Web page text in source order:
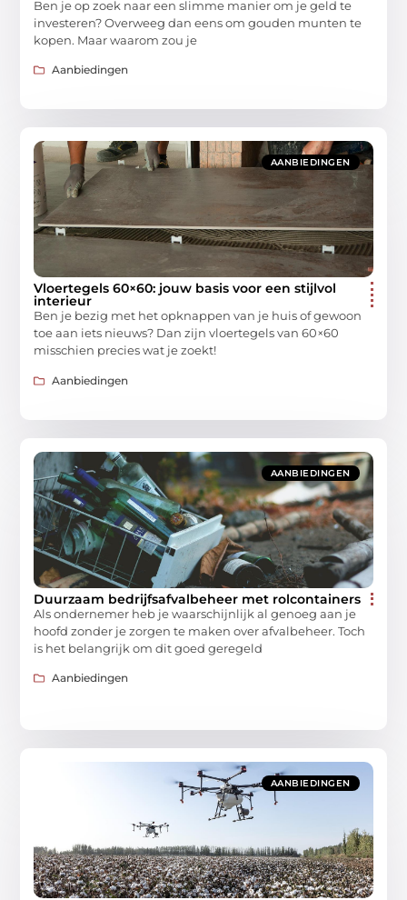
Ben je op zoek naar een slimme manier om je geld te
investeren? Overweeg dan eens om gouden munten te
kopen. Maar waarom zou je
Aanbiedingen
AANBIEDINGEN
Vloertegels 60×60: jouw basis voor een stijlvol
interieur
Ben je bezig met het opknappen van je huis of gewoon
toe aan iets nieuws? Dan zijn vloertegels van 60×60
misschien precies wat je zoekt!
Aanbiedingen
AANBIEDINGEN
Duurzaam bedrijfsafvalbeheer met rolcontainers
Als ondernemer heb je waarschijnlijk al genoeg aan je
hoofd zonder je zorgen te maken over afvalbeheer. Toch
is het belangrijk om dit goed geregeld
Aanbiedingen
AANBIEDINGEN